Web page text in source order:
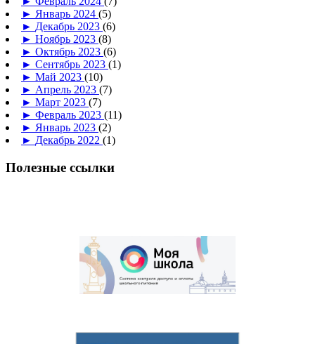
► Январь 2024 (5)
► Декабрь 2023 (6)
► Ноябрь 2023 (8)
► Октябрь 2023 (6)
► Сентябрь 2023 (1)
► Май 2023 (10)
► Апрель 2023 (7)
► Март 2023 (7)
► Февраль 2023 (11)
► Январь 2023 (2)
► Декабрь 2022 (1)
Полезные ссылки